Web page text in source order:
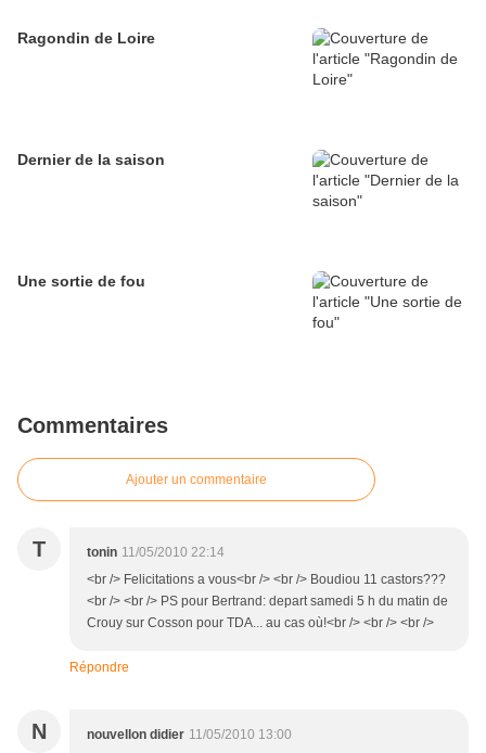
Ragondin de Loire
Dernier de la saison
Une sortie de fou
Commentaires
Ajouter un commentaire
T tonin 11/05/2010 22:14
<br /> Felicitations a vous<br /> <br /> Boudiou 11 castors???
<br /> <br /> PS pour Bertrand: depart samedi 5 h du matin de
Crouy sur Cosson pour TDA... au cas où!<br /> <br /> <br />
Répondre
N nouvellon didier 11/05/2010 13:00